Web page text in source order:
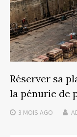
Réserver sa
la pénurie de
3 MOIS AGO